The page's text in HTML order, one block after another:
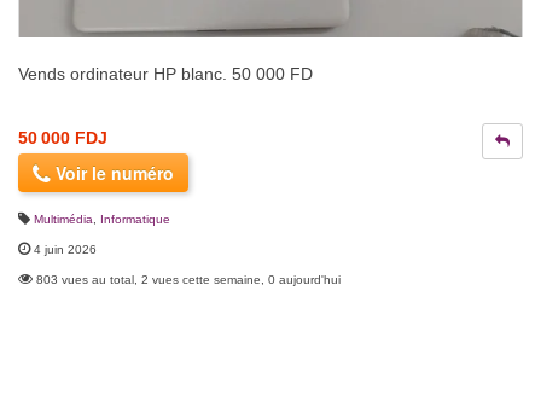
Vends ordinateur HP blanc. 50 000 FD
50 000 FDJ
Voir le numéro
Multimédia Informatique
4 juin 2026
803 vues au total, 2 vues cette semaine, 0 aujourd'hui